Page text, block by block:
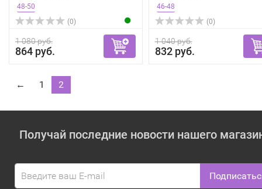
48-50
(0)
1 080 руб.
864 руб.
46-48
(0)
1 040 руб.
832 руб.
← 1 2
Получай последние новости нашего